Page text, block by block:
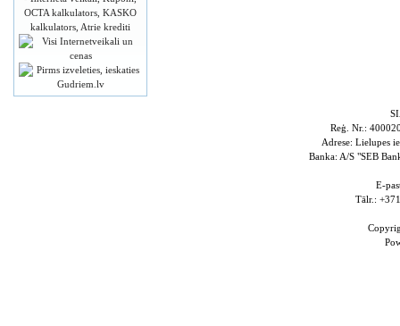
Reģ. Nr.:
Adrese: Lielupes
Banka: A/S "SEB
E-
Tālr.: